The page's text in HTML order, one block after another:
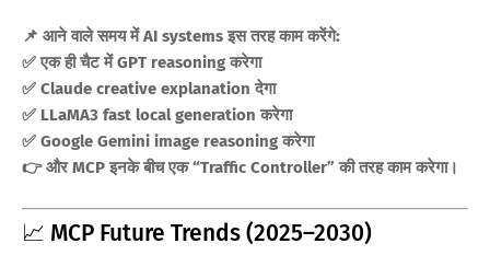
📌 आने वाले समय में AI systems इस तरह काम करेंगे:
✅ एक ही चैट में GPT reasoning करेगा
✅ Claude creative explanation देगा
✅ LLaMA3 fast local generation करेगा
✅ Google Gemini image reasoning करेगा
👉 और MCP इनके बीच एक “Traffic Controller” की तरह काम करेगा।
📈 MCP Future Trends (2025–2030)